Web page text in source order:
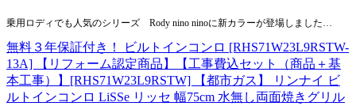
乗用ロディでも人気のシリーズ Rody nino ninoに新カラーが登場しました…
無料３年保証付き！ ビルトインコンロ [RHS71W23L9RSTW-
13A] 【リフォーム認定商品】【工事費込セット（商品＋基
本工事）】[RHS71W23L9RSTW] 【都市ガス】 リンナイ ビ
ルトインコンロ LiSSe リッセ 幅75cm 水無し両面焼きグリル